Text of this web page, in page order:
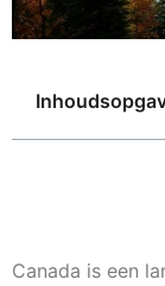
Canada is een